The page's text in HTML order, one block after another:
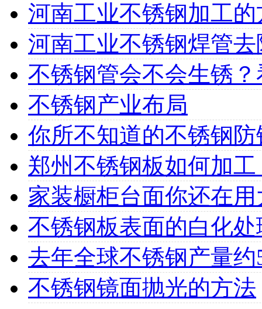
河南工业不锈钢加工
河南工业不锈钢焊管
不锈钢管会不会生锈
不锈钢产业布局
你所不知道的不锈钢
郑州不锈钢板如何加工
家装橱柜台面你还在
不锈钢板表面的白化
去年全球不锈钢产量约
不锈钢镜面抛光的方法